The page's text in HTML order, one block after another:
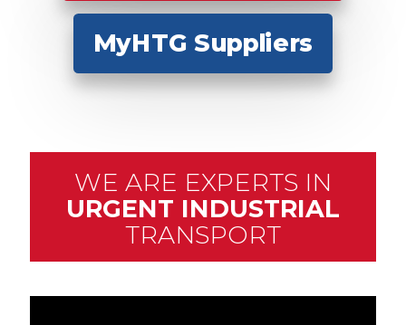
MyHTG Suppliers
WE ARE EXPERTS IN
URGENT INDUSTRIAL
TRANSPORT